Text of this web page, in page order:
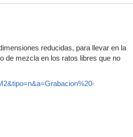
reducidas, para llevar en la
de mezcla en los ratos libres que no